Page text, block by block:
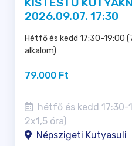
2026.09.07. 17:30
Hétfő és kedd 17:30-19:00
alkalom)
79.000 Ft
hétfő és kedd
2x1,5 óra)
Népszigeti Kutyasuli